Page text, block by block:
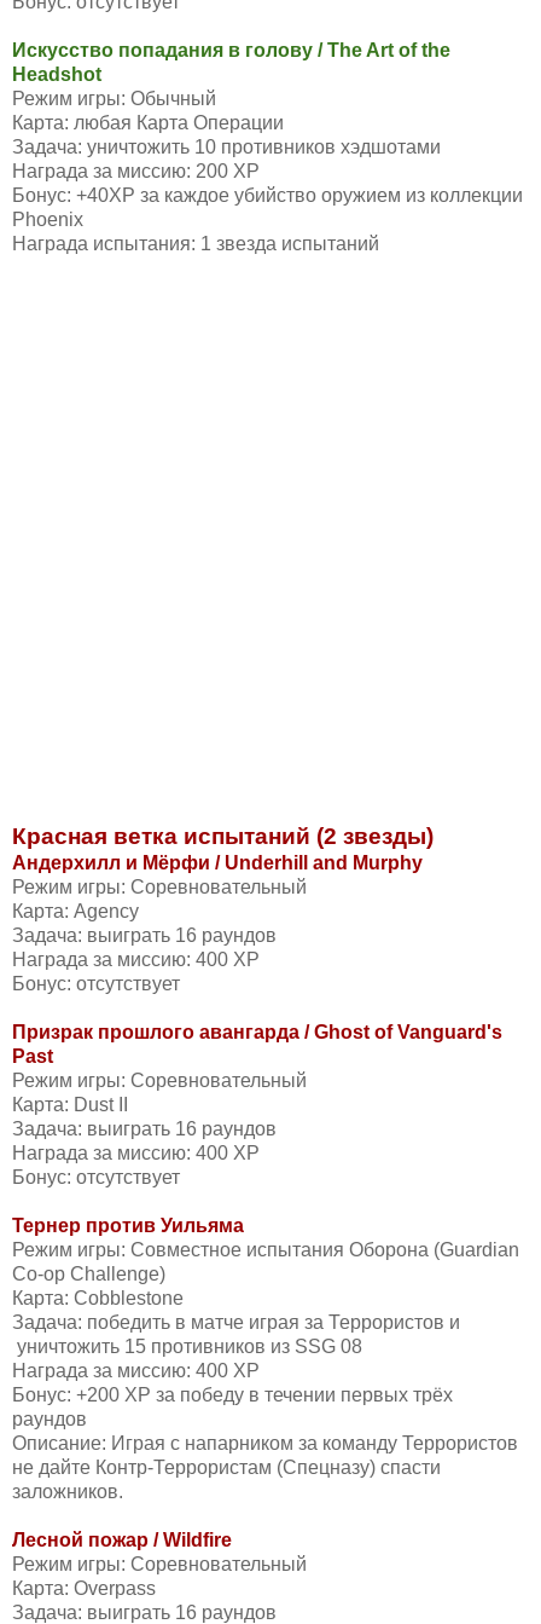
Искусство попадания в голову / The Art of the
Headshot
Режим игры: Обычный
Карта: любая Карта Операции
Задача: уничтожить 10 противников хэдшотами
Награда за миссию: 200 XP
Бонус: +40XP за каждое убийство оружием из коллекции
Phoenix
Награда испытания: 1 звезда испытаний
Красная ветка испытаний (2 звезды)
Андерхилл и Мёрфи / Underhill and Murphy
Режим игры: Соревновательный
Карта: Agency
Задача: выиграть 16 раундов
Награда за миссию: 400 XP
Бонус: отсутствует
Призрак прошлого авангарда / Ghost of Vanguard's
Past
Режим игры: Соревновательный
Карта: Dust II
Задача: выиграть 16 раундов
Награда за миссию: 400 XP
Бонус: отсутствует
Тернер против Уильяма
Режим игры: Совместное испытания Оборона (Guardian
Co-op Challenge)
Карта: Cobblestone
Задача: победить в матче играя за Террористов и
уничтожить 15 противников из SSG 08
Награда за миссию: 400 XP
Бонус: +200 XP за победу в течении первых трёх
раундов
Описание: Играя с напарником за команду Террористов
не дайте Контр-Террористам (Спецназу) спасти
заложников.
Лесной пожар / Wildfire
Режим игры: Соревновательный
Карта: Overpass
Задача: выиграть 16 раундов